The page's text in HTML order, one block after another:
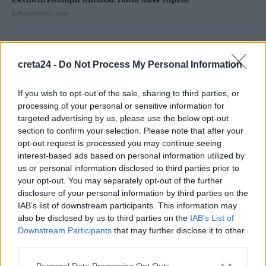
creta24 - Do Not Process My Personal Information
If you wish to opt-out of the sale, sharing to third parties, or
processing of your personal or sensitive information for
targeted advertising by us, please use the below opt-out
section to confirm your selection. Please note that after your
opt-out request is processed you may continue seeing
interest-based ads based on personal information utilized by
us or personal information disclosed to third parties prior to
your opt-out. You may separately opt-out of the further
disclosure of your personal information by third parties on the
IAB’s list of downstream participants. This information may
also be disclosed by us to third parties on the IAB’s List of
Downstream Participants that may further disclose it to other
6 Αυγούστου, 2026
πολύτεκνες οικογένειες
Χρίστος Δήμας: «Προχωρούν τα έργα σε όλο το μήκος του
ΒΟΑΚ»
6 Αυγούστου, 2026
Λιμάνι Ηρακλείου: Έμπλεξε ο κάβος στην προπέλα του
πλοίου – Περιπέτεια για 704 επιβάτες
6 Αυγούστου, 2026
Ντύθηκε «Χάρος» και ανέβηκε στην οροφή νοσοκομείου